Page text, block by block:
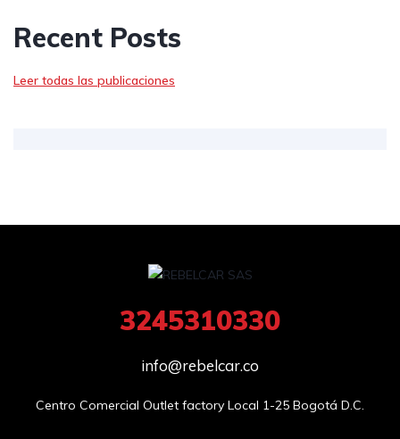
Recent Posts
Leer todas las publicaciones
3245310330
info@rebelcar.co
Centro Comercial Outlet factory Local 1-25 Bogotá D.C.